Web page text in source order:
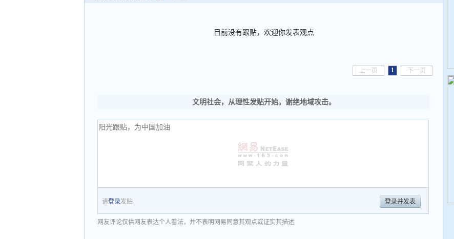
目前没有跟贴，欢迎你发表观点
上一页 1 下一页
文明社会，从理性发贴开始。谢绝地域攻击。
请登录发贴 登录并发表
网友评论仅供网友表达个人看法，并不表明网易同意其观点或证实其描述